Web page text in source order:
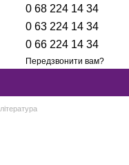
0 68 224 14 34
0 63 224 14 34
0 66 224 14 34
Передзвонити вам?